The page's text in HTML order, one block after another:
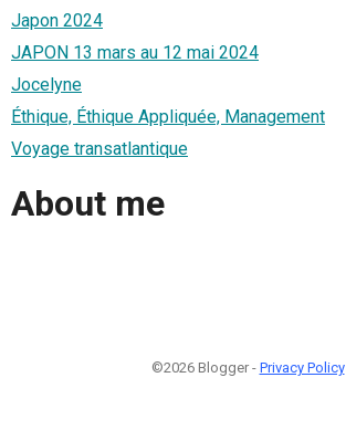
Japon 2024
JAPON 13 mars au 12 mai 2024
Jocelyne
Éthique, Éthique Appliquée, Management
Voyage transatlantique
About me
©2026 Blogger - Privacy Policy